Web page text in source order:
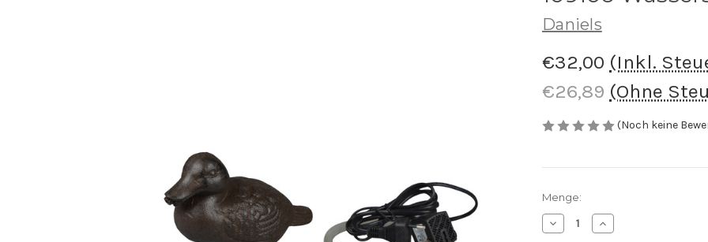
Daniels
€32,00 (Inkl.
€26,89 (Ohne
(Noch keine
Aktueller
Lagerbestand:
Menge:
Menge
von
Menge
von